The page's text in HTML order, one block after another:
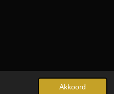
Akkoord
Powered byJouwWeb